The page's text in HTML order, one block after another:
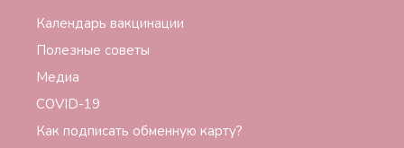
Календарь вакцинации
Полезные советы
Медиа
СОVID-19
Как подписать обменную карту?